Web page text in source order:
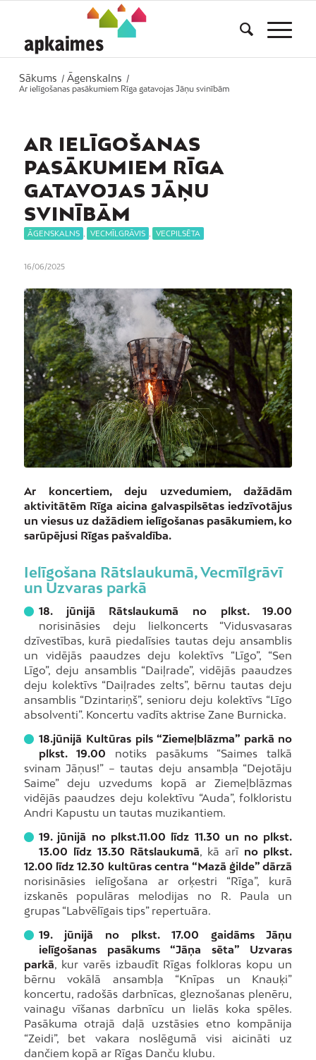
Sākums / Āgenskalns
/
Ar ielīgošanas pasākumiem Rīga gatavojas Jāņu svinībām
AR IELĪGOŠANAS
PASĀKUMIEM RĪGA
GATAVOJAS JĀŅU
SVINĪBĀM
ĀGENSKALNS VECMĪLGRĀVIS VECPILSĒTA
16/06/2025
Ar koncertiem, deju uzvedumiem, dažādām
aktivitātēm Rīga aicina galvaspilsētas iedzīvotājus
un viesus uz dažādiem ielīgošanas pasākumiem, ko
sarūpējusi Rīgas pašvaldība.
Ielīgošana Rātslaukumā, Vecmīlgrāvī
un Uzvaras parkā
18. jūnijā Rātslaukumā no plkst. 19.00
norisināsies deju lielkoncerts “Vidusvasaras
dzīvestības, kurā piedalīsies tautas deju ansamblis
un vidējās paaudzes deju kolektīvs “Līgo”, “Sen
Līgo”, deju ansamblis “Daiļrade”, vidējās paaudzes
deju kolektīvs “Daiļrades zelts”, bērnu tautas deju
ansamblis “Dzintariņš”, senioru deju kolektīvs “Līgo
absolventi”. Koncertu vadīts aktrise Zane Burnicka.
18.jūnijā Kultūras pils “Ziemeļblāzma” parkā no
plkst. 19.00 notiks pasākums “Saimes talkā
svinam Jāņus!” – tautas deju ansambļa “Dejotāju
Saime” deju uzvedums kopā ar Ziemeļblāzmas
vidējās paaudzes deju kolektīvu “Auda”, folkloristu
Andri Kapustu un tautas muzikantiem.
19. jūnijā no plkst.11.00 līdz 11.30 un no plkst.
13.00 līdz 13.30 Rātslaukumā, kā arī no plkst.
12.00 līdz 12.30 kultūras centra “Mazā ģilde” dārzā
norisināsies ielīgošana ar orķestri “Rīga”, kurā
izskanēs populāras melodijas no R. Paula un
grupas “Labvēlīgais tips” repertuāra.
19. jūnijā no plkst. 17.00 gaidāms Jāņu
ielīgošanas pasākums “Jāņa sēta” Uzvaras
parkā , kur varēs izbaudīt Rīgas folkloras kopu un
bērnu vokālā ansambļa “Knīpas un Knauķi”
koncertu, radošās darbnīcas, gleznošanas plenēru,
vainagu vīšanas darbnīcu un lielās koka spēles.
Pasākuma otrajā daļā uzstāsies etno kompānija
“Zeidi”, bet vakara noslēgumā visi aicināti uz
dančiem kopā ar Rīgas Danču klubu.